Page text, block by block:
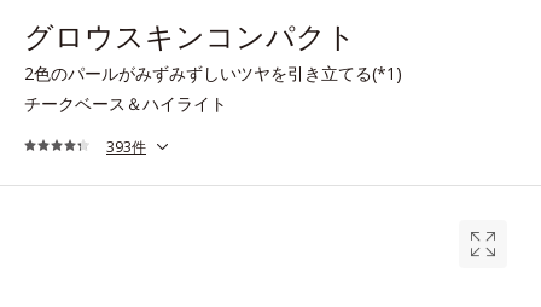
グロウスキンコンパクト
2色のパールがみずみずしいツヤを引き立てる(*1)
チークベース＆ハイライト
393件